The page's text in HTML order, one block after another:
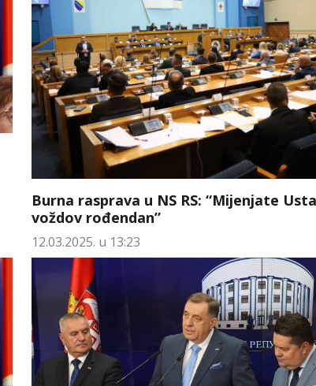
Burna rasprava u NS RS: “Mijenjate
voždov rođendan”
12.03.2025. u 13:23